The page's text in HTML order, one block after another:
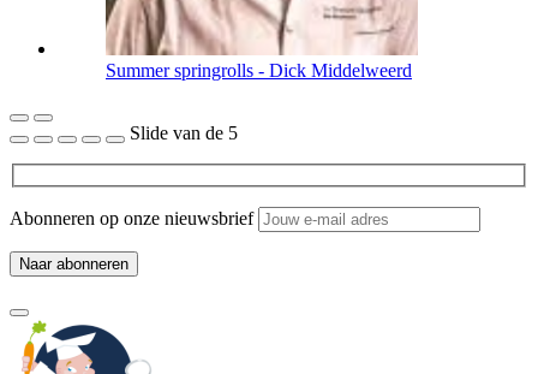
Summer springrolls - Dick Middelweerd
Slide van de 5
Abonneren op onze nieuwsbrief